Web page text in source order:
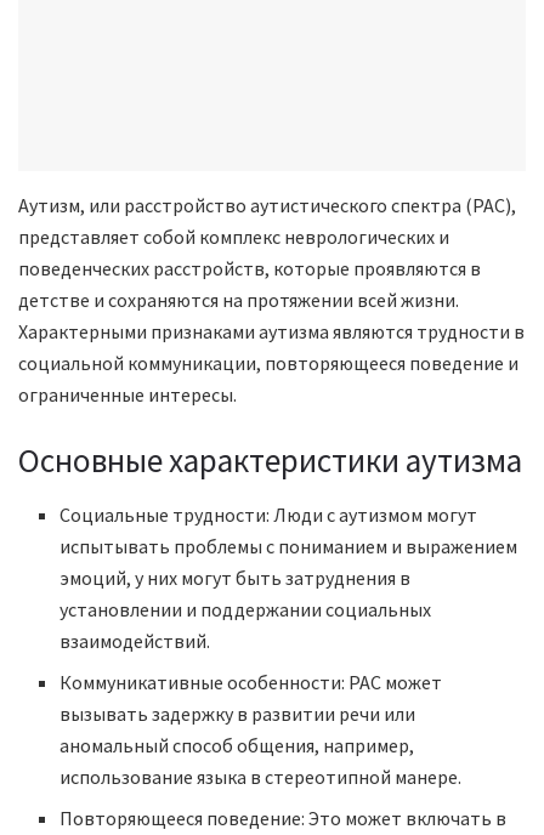
Аутизм, или расстройство аутистического спектра (РАС),
представляет собой комплекс неврологических и
поведенческих расстройств, которые проявляются в
детстве и сохраняются на протяжении всей жизни.
Характерными признаками аутизма являются трудности в
социальной коммуникации, повторяющееся поведение и
ограниченные интересы.
Основные характеристики аутизма
Социальные трудности: Люди с аутизмом могут
испытывать проблемы с пониманием и выражением
эмоций, у них могут быть затруднения в
установлении и поддержании социальных
взаимодействий.
Коммуникативные особенности: РАС может
вызывать задержку в развитии речи или
аномальный способ общения, например,
использование языка в стереотипной манере.
Повторяющееся поведение: Это может включать в